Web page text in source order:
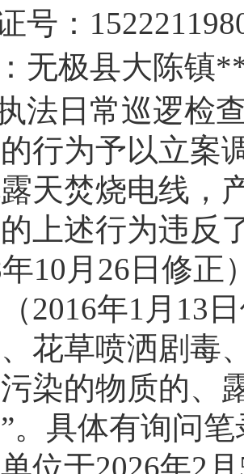
号：
无极县大陈镇
法日常巡逻检
行为予以立案
天焚烧电线，
上述行为违反
年10月26日修
2016年1月13
花草喷洒剧毒
染的物质的、
。具体有询问